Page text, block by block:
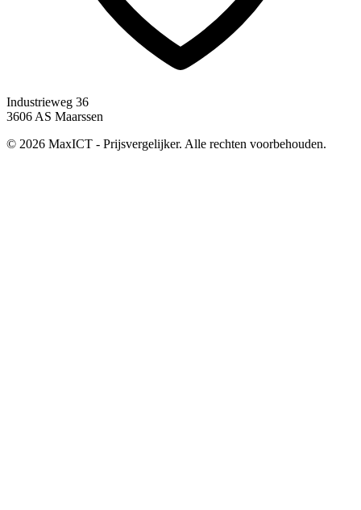
Industrieweg 36
3606 AS Maarssen
© 2026 MaxICT - Prijsvergelijker. Alle rechten voorbehouden.